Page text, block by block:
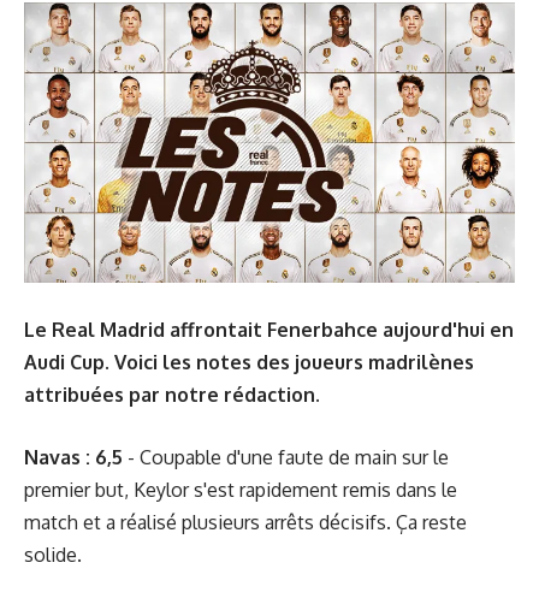
Le Real Madrid affrontait Fenerbahce aujourd'hui en
Audi Cup. Voici les notes des joueurs madrilènes
attribuées par notre rédaction.
Navas : 6,5 - Coupable d'une faute de main sur le
premier but, Keylor s'est rapidement remis dans le
match et a réalisé plusieurs arrêts décisifs. Ça reste
solide.